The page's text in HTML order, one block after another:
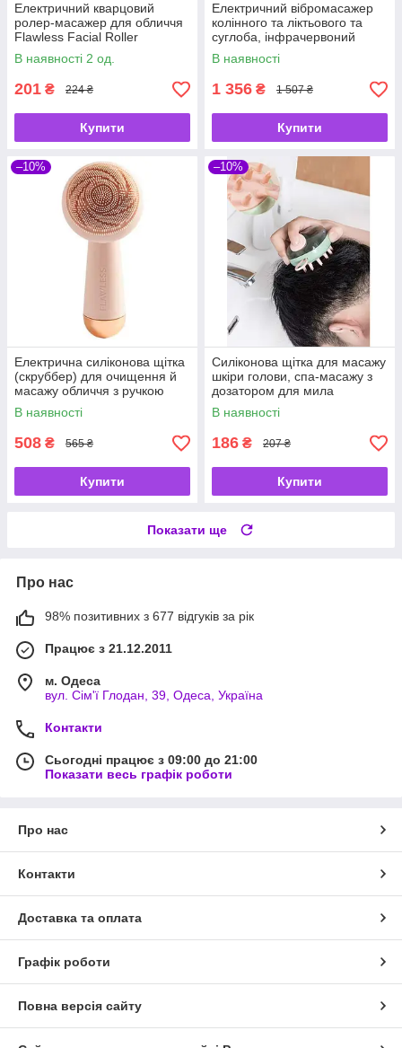
Електричний кварцовий
ролер-масажер для обличчя
Flawless Facial Roller
Massager
В наявності 2 од.
201 ₴ 224 ₴
Купити
Електричний вібромасажер
колінного та ліктьового та
суглоба, інфрачервоний
масажер із підігрівом
В наявності
1 356 ₴ 1 507 ₴
Купити
–10%
Електрична силіконова щітка
(скруббер) для очищення й
масажу обличчя з ручкою
В наявності
508 ₴ 565 ₴
Купити
–10%
Силіконова щітка для масажу
шкіри голови, спа-масажу з
дозатором для мила
В наявності
186 ₴ 207 ₴
Купити
Показати ще
Про нас
98% позитивних з 677 відгуків за рік
Працює з 21.12.2011
м. Одеса
вул. Сім'ї Глодан, 39, Одеса, Україна
Контакти
Сьогодні працює з 09:00 до 21:00
Показати весь графік роботи
Про нас
Контакти
Доставка та оплата
Графік роботи
Повна версія сайту